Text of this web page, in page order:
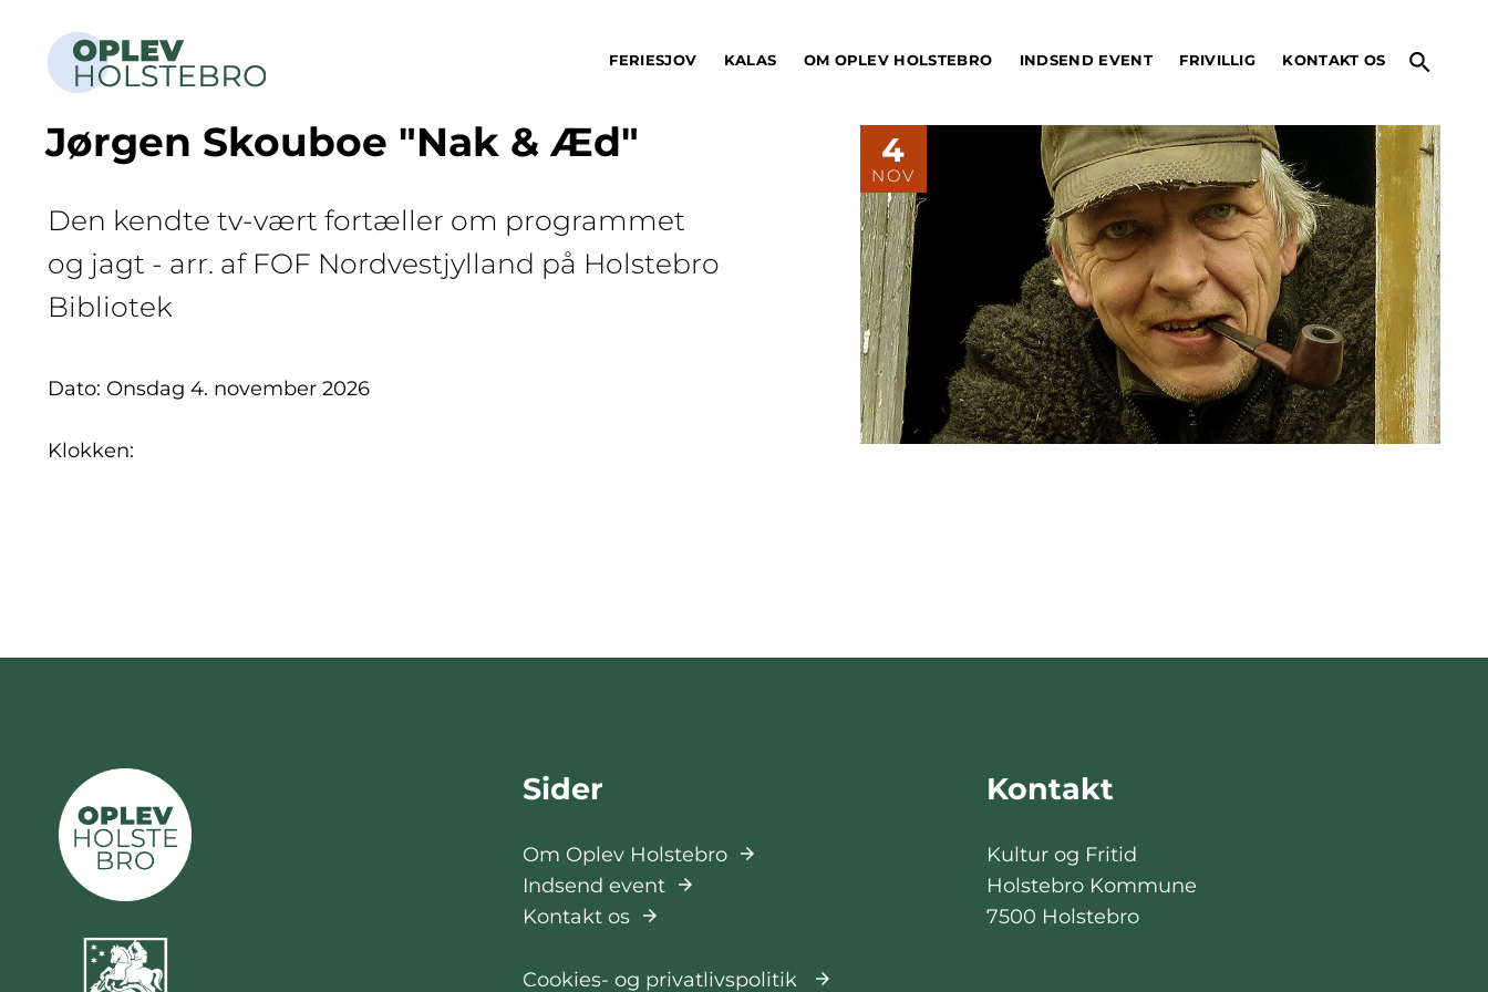
FERIESJOV KALAS OM OPLEV HOLSTEBRO INDSEND EVENT FRIVILLIG KONTAKT OS search
Jørgen Skouboe "Nak & Æd"
Den kendte tv-vært fortæller om programmet
og jagt - arr. af FOF Nordvestjylland på Holstebro
Bibliotek
Dato: Onsdag 4. november 2026
Klokken:
4
NOV
Sider
Om Oplev Holstebro
Indsend event
Kontakt os
Cookies- og privatlivspolitik
Kontakt
Kultur og Fritid
Holstebro Kommune
7500 Holstebro